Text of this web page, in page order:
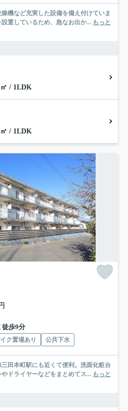
機など充実した設備を備え付けていま
置しているため、急なお出か... もっと
/ 1LDK
/ 1LDK
徒歩9分
ク置場あり 公共下水
田本町駅にも近くて便利。洗面化粧台
ドライヤーなどをまとめてス... もっと